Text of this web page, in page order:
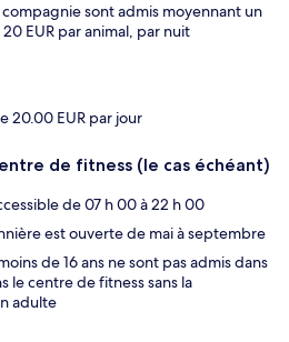
compagnie sont admis moyennant un
EUR par animal, par nuit
20.00 EUR par jour
de fitness (le cas échéant)
de 07 h 00 à 22 h 00
est ouverte de mai à septembre
de 16 ans ne sont pas admis dans
le centre de fitness sans la
adulte